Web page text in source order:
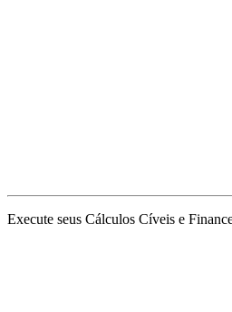
Execute seus Cálculos Cíveis e